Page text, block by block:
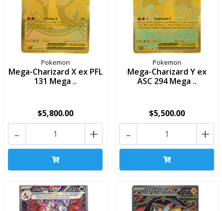
Pokemon
Mega-Charizard X ex PFL
131 Mega ..
$5,800.00
+
-
Pokemon
Mega-Charizard Y ex
ASC 294 Mega ..
$5,500.00
+
-